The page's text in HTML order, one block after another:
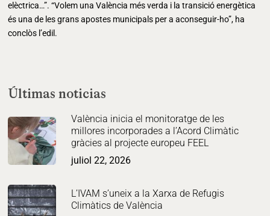
elèctrica…”. “Volem una València més verda i la transició energètica
és una de les grans apostes municipals per a aconseguir-ho”, ha
conclòs l’edil.
Últimas noticias
València inicia el monitoratge de les
millores incorporades a l’Acord Climàtic
gràcies al projecte europeu FEEL
juliol 22, 2026
L’IVAM s’uneix a la Xarxa de Refugis
Climàtics de València